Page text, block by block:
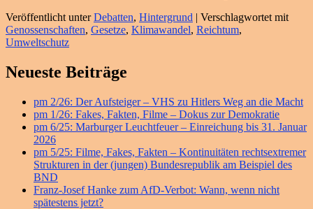
Veröffentlicht unter Debatten, Hintergrund | Verschlagwortet mit
Genossenschaften, Gesetze, Klimawandel, Reichtum,
Umweltschutz
Primärer
Widget-
Bereich
Neueste Beiträge
pm 2/26: Der Aufsteiger – VHS zu Hitlers Weg an die Macht
pm 1/26: Fakes, Fakten, Filme – Dokus zur Demokratie
pm 6/25: Marburger Leuchtfeuer – Einreichung bis 31. Januar
2026
pm 5/25: Filme, Fakes, Fakten – Kontinuitäten rechtsextremer
Strukturen in der (jungen) Bundesrepublik am Beispiel des
BND
Franz-Josef Hanke zum AfD-Verbot: Wann, wenn nicht
spätestens jetzt?